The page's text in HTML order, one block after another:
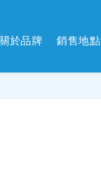
於品牌 銷售地點